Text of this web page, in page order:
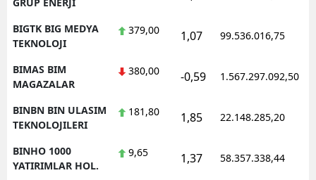
BIGTK BIG MEDYA
TEKNOLOJI
379,00 1,07 99.536.016,75
BIMAS BIM
MAGAZALAR
380,00 -0,59 1.567.297.092,50
BINBN BIN ULASIM
TEKNOLOJILERI
181,80 1,85 22.148.285,20
BINHO 1000
YATIRIMLAR HOL.
9,65 1,37 58.357.338,44